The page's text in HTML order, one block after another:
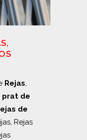
Rejas,
prat de
de
Rejas